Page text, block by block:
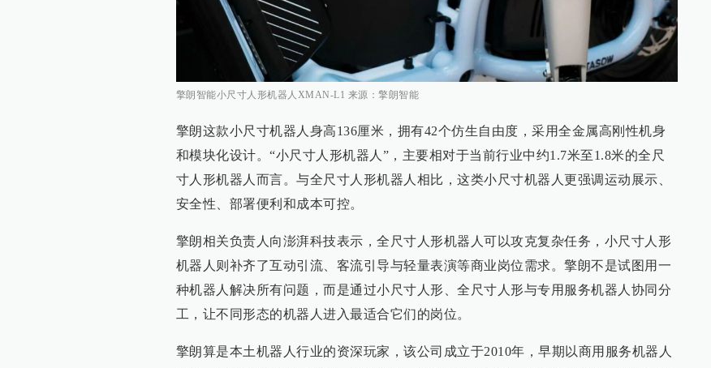
擎朗智能小尺寸人形机器人XMAN-L1 来源：擎朗智能
擎朗这款小尺寸机器人身高136厘米，拥有42个仿生自由度，采用全金属高刚性机身
和模块化设计。“小尺寸人形机器人”，主要相对于当前行业中约1.7米至1.8米的全尺
寸人形机器人而言。与全尺寸人形机器人相比，这类小尺寸机器人更强调运动展示、
安全性、部署便利和成本可控。
擎朗相关负责人向澎湃科技表示，全尺寸人形机器人可以攻克复杂任务，小尺寸人形
机器人则补齐了互动引流、客流引导与轻量表演等商业岗位需求。擎朗不是试图用一
种机器人解决所有问题，而是通过小尺寸人形、全尺寸人形与专用服务机器人协同分
工，让不同形态的机器人进入最适合它们的岗位。
擎朗算是本土机器人行业的资深玩家，该公司成立于2010年，早期以商用服务机器人